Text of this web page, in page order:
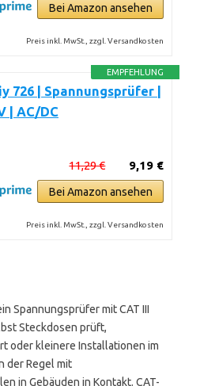
Bei Amazon ansehen
Preis inkl. MwSt., zzgl. Versandkosten
EMPFEHLUNG
726 | Spannungsprüfer |
| AC/DC
9,19 €
11,29 €
Bei Amazon ansehen
Preis inkl. MwSt., zzgl. Versandkosten
Spannungsprüfer mit CAT III
Steckdosen prüft,
oder kleinere Installationen im
der Regel mit
in Gebäuden in Kontakt. CAT-